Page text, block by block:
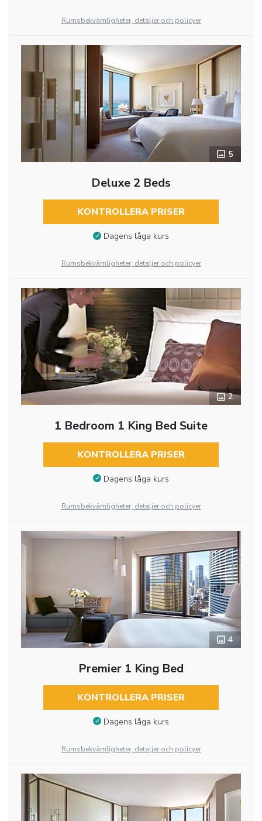
Rumsbekvämligheter, detaljer och policyer
5
Deluxe 2 Beds
KONTROLLERA PRISER
Dagens låga kurs
Rumsbekvämligheter, detaljer och policyer
2
1 Bedroom 1 King Bed Suite
KONTROLLERA PRISER
Dagens låga kurs
Rumsbekvämligheter, detaljer och policyer
4
Premier 1 King Bed
KONTROLLERA PRISER
Dagens låga kurs
Rumsbekvämligheter, detaljer och policyer